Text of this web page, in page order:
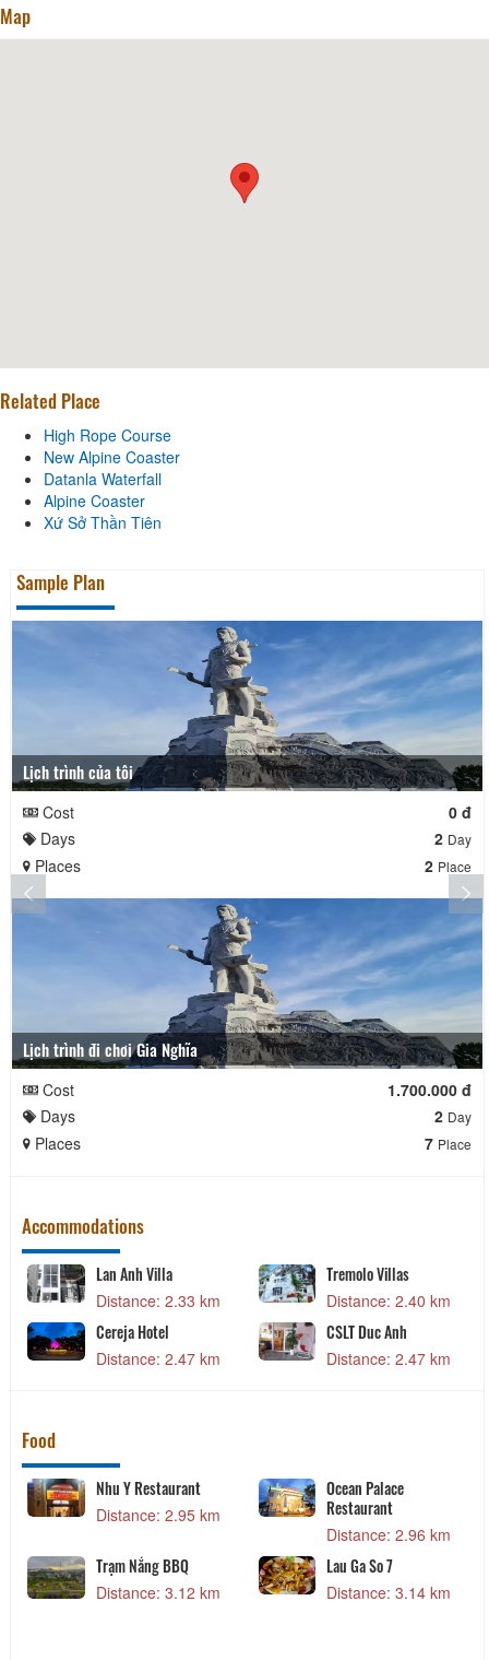
Map
Related Place
High Rope Course
New Alpine Coaster
Datanla Waterfall
Alpine Coaster
Xứ Sở Thần Tiên
Sample Plan
Lịch trình của tôi
Cost
0 đ
Days
2 Day
Places 2 Place
Lịch trình đi chơi Gia Nghĩa
Cost
1.700.000 đ
Days
2 Day
Places 7 Place
Accommodations
Lan Anh Villa
Distance: 2.33 km
Tremolo Villas
Distance: 2.40 km
Cereja Hotel
Distance: 2.47 km
CSLT Duc Anh
Distance: 2.47 km
Food
Nhu Y Restaurant
Distance: 2.95 km
Ocean Palace
Restaurant
Distance: 2.96 km
Trạm Nắng BBQ
Distance: 3.12 km
Lau Ga So 7
Distance: 3.14 km